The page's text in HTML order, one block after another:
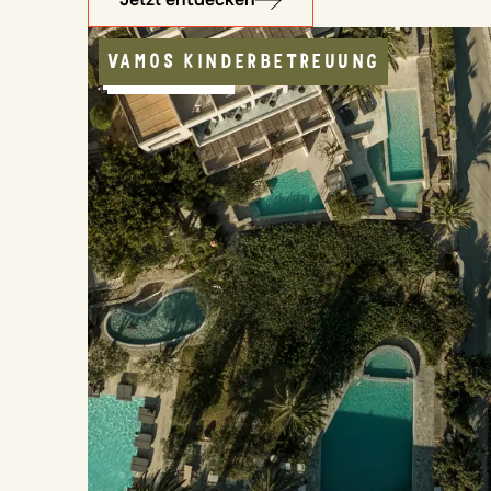
VAMOS KINDERBETREUUNG
KULINARIK
NATURNAH